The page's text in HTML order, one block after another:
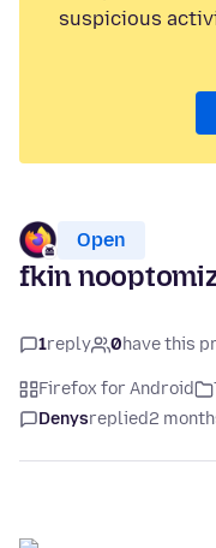
suspicious
Open
fkin
1reply 0have this
Firefox for Android
Denysreplied2